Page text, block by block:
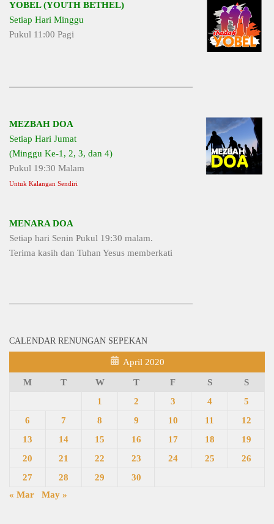
YOBEL (YOUTH BETHEL)
Setiap Hari Minggu
Pukul 11:00 Pagi
MEZBAH DOA
Setiap Hari Jumat
(Minggu Ke-1, 2, 3, dan 4)
Pukul 19:30 Malam
Untuk Kalangan Sendiri
MENARA DOA
Setiap hari Senin Pukul 19:30 malam.
Terima kasih dan Tuhan Yesus memberkati
CALENDAR RENUNGAN SEPEKAN
April 2020
M T W T F S
S
1
2 3 4
5
6
7 8 9 10 11
12
13
14 15 16 17 18
19
20
21 22 23 24 25
26
27
28 29
30
« Mar
May »